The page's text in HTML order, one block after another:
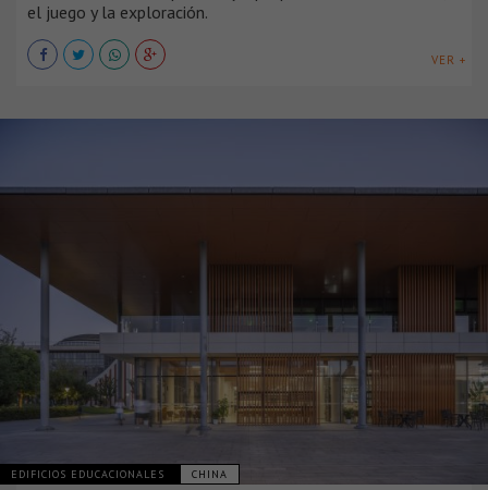
el juego y la exploración.
VER +
EDIFICIOS EDUCACIONALES CHINA